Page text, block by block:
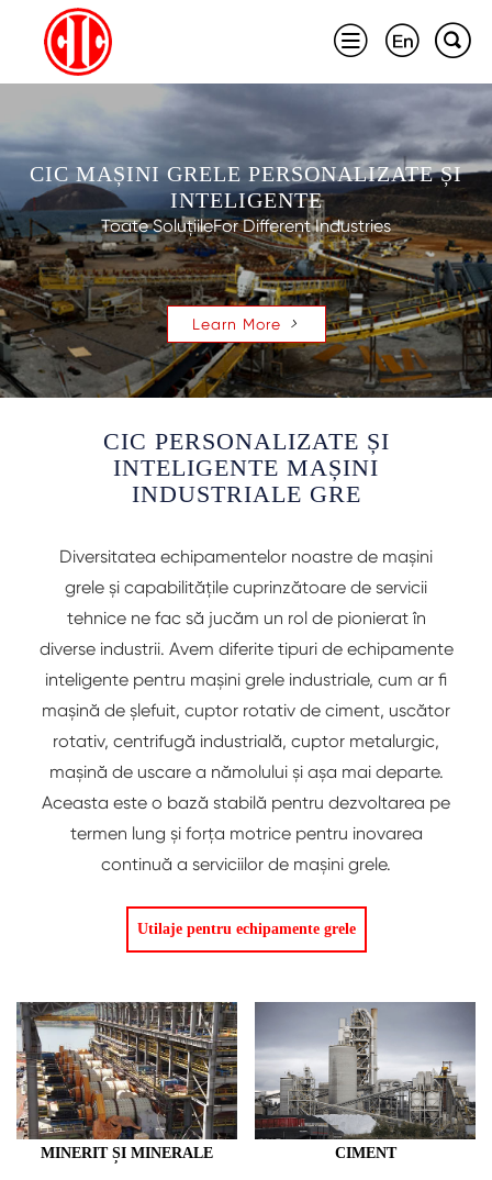
  
CIC MAȘINI GRELE PERSONALIZATE ȘI
INTELIGENTE
Toate SoluțiileFor Different Industries
Learn More 
CIC PERSONALIZATE ȘI
INTELIGENTE MAȘINI
INDUSTRIALE GRE
Diversitatea echipamentelor noastre de mașini
grele și capabilitățile cuprinzătoare de servicii
tehnice ne fac să jucăm un rol de pionierat în
diverse industrii. Avem diferite tipuri de echipamente
inteligente pentru mașini grele industriale, cum ar fi
mașină de șlefuit, cuptor rotativ de ciment, uscător
rotativ, centrifugă industrială, cuptor metalurgic,
mașină de uscare a nămolului și așa mai departe.
Aceasta este o bază stabilă pentru dezvoltarea pe
termen lung și forța motrice pentru inovarea
continuă a serviciilor de mașini grele.
Utilaje pentru echipamente grele
MINERIT ȘI MINERALE CIMENT